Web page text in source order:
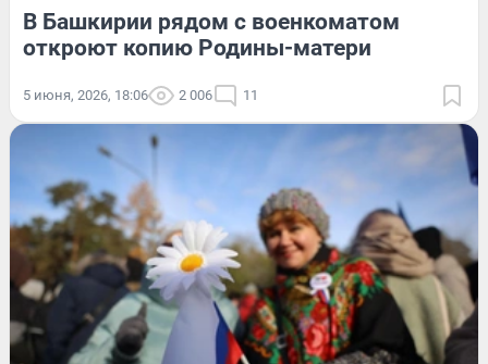
В Башкирии рядом с военкоматом
откроют копию Родины-матери
5 июня, 2026, 18:06 2 006 11